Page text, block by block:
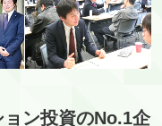
ン投資のNo.1企